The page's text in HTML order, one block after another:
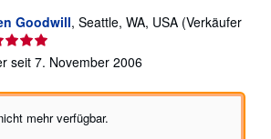
Goodwill, Seattle, WA, USA (Verkäufer
seit 7. November 2006
mehr verfügbar.